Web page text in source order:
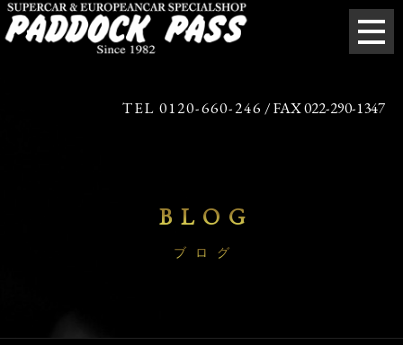
TEL 0120-660-246 / FAX 022-290-1347
BLOG
ブログ